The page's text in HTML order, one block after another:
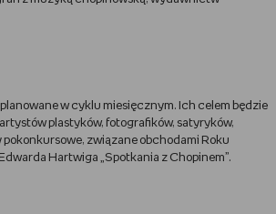
w cyklu miesięcznym. Ich celem będzie
plastyków, fotografików, satyryków,
związane obchodami Roku
Hartwiga „Spotkania z Chopinem”.